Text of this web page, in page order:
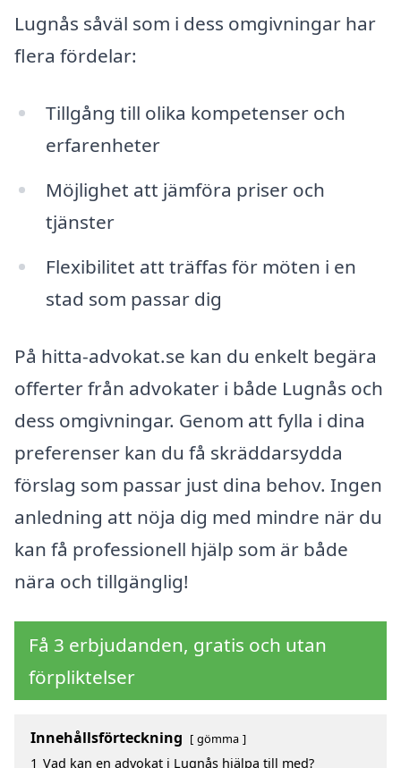
Lugnås såväl som i dess omgivningar har
flera fördelar:
Tillgång till olika kompetenser och
erfarenheter
Möjlighet att jämföra priser och
tjänster
Flexibilitet att träffas för möten i en
stad som passar dig
På hitta-advokat.se kan du enkelt begära
offerter från advokater i både Lugnås och
dess omgivningar. Genom att fylla i dina
preferenser kan du få skräddarsydda
förslag som passar just dina behov. Ingen
anledning att nöja dig med mindre när du
kan få professionell hjälp som är både
nära och tillgänglig!
Få 3 erbjudanden, gratis och utan
förpliktelser
Innehållsförteckning gömma
1 Vad kan en advokat i Lugnås hjälpa till med?